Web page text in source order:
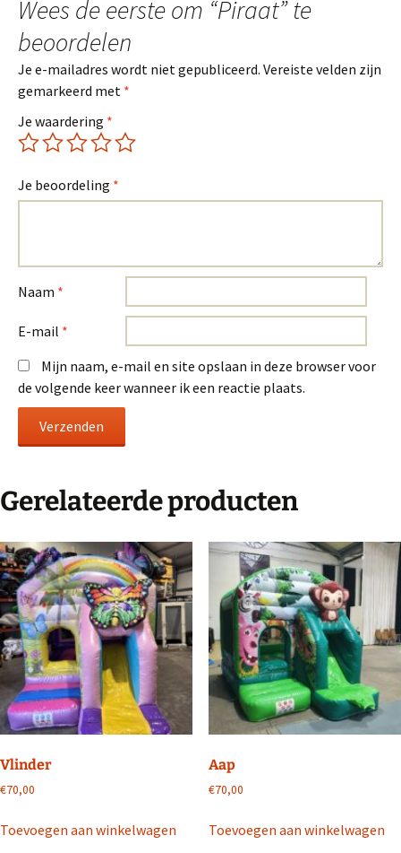
Wees de eerste om “Piraat” te
beoordelen
Je e-mailadres wordt niet gepubliceerd. Vereiste velden zijn
gemarkeerd met *
Je waardering *
Je beoordeling *
Naam *
E-mail *
Mijn naam, e-mail en site opslaan in deze browser voor
de volgende keer wanneer ik een reactie plaats.
Gerelateerde producten
Vlinder
€70,00
Toevoegen aan winkelwagen
Aap
€70,00
Toevoegen aan winkelwagen